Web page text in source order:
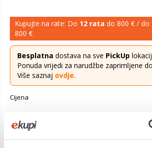
Kupujte na rate: Do 12 rata do 800 € / do
800 €
Besplatna dostava na sve PickUp
Ponuda vrijedi za narudžbe zaprimljene
Više saznaj ovdje.
Cijena
Kućna radinost s Bosch kvalitetom:
način. 24 dugotrajna bita izvijača za sve